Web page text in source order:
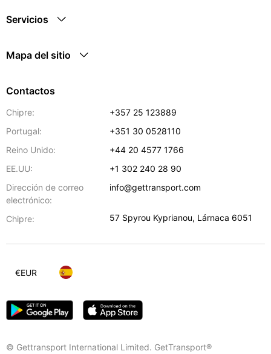
Servicios
Mapa del sitio
Contactos
Chipre:
+357 25 123889
Portugal:
+351 30 0528110
Reino Unido:
+44 20 4577 1766
EE.UU:
+1 302 240 28 90
Dirección de correo
electrónico:
info@gettransport.com
Chipre: 57 Spyrou Kyprianou, Lárnaca 6051
© Gettransport International Limited. GetTransport®
€EUR